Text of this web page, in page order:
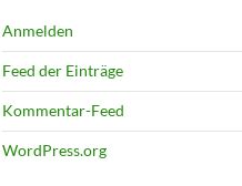
Anmelden
Feed der Einträge
Kommentar-Feed
WordPress.org